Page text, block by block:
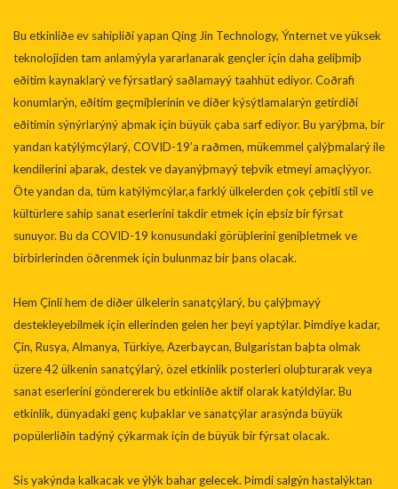
Bu etkinliðe ev sahipliði yapan Qing Jin Technology, Ýnternet ve yüksek
teknolojiden tam anlamýyla yararlanarak gençler için daha geliþmiþ
eðitim kaynaklarý ve fýrsatlarý saðlamayý taahhüt ediyor. Coðrafi
konumlarýn, eðitim geçmiþlerinin ve diðer kýsýtlamalarýn getirdiði
eðitimin sýnýrlarýný aþmak için büyük çaba sarf ediyor. Bu yarýþma, bir
yandan katýlýmcýlarý, COVID-19’a raðmen, mükemmel çalýþmalarý ile
kendilerini aþarak, destek ve dayanýþmayý teþvik etmeyi amaçlýyor.
Öte yandan da, tüm katýlýmcýlar,a farklý ülkelerden çok çeþitli stil ve
kültürlere sahip sanat eserlerini takdir etmek için eþsiz bir fýrsat
sunuyor. Bu da COVID-19 konusundaki görüþlerini geniþletmek ve
birbirlerinden öðrenmek için bulunmaz bir þans olacak.
Hem Çinli hem de diðer ülkelerin sanatçýlarý, bu çalýþmayý
destekleyebilmek için ellerinden gelen her þeyi yaptýlar. Þimdiye kadar,
Çin, Rusya, Almanya, Türkiye, Azerbaycan, Bulgaristan baþta olmak
üzere 42 ülkenin sanatçýlarý, özel etkinlik posterleri oluþturarak veya
sanat eserlerini göndererek bu etkinliðe aktif olarak katýldýlar. Bu
etkinlik, dünyadaki genç kuþaklar ve sanatçýlar arasýnda büyük
popülerliðin tadýný çýkarmak için de büyük bir fýrsat olacak.
Sis yakýnda kalkacak ve ýlýk bahar gelecek. Þimdi salgýn hastalýktan